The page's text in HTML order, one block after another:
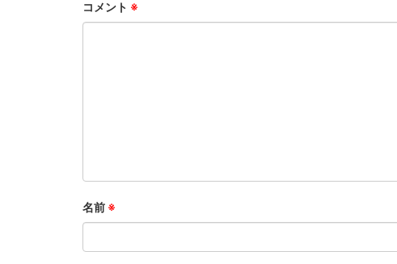
コメント ※
名前 ※